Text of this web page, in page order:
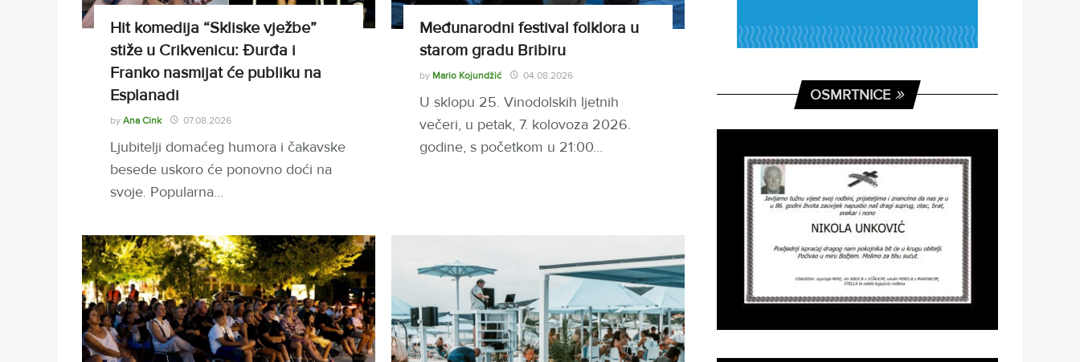
Hit komedija “Skliske vježbe”
stiže u Crikvenicu: Đurđa i
Franko nasmijat će publiku na
Esplanadi
by Ana Cink 07.08.2026
Ljubitelji domaćeg humora i čakavske
besede uskoro će ponovno doći na
svoje. Popularna…
Međunarodni festival folklora u
starom gradu Bribiru
by Mario Kojundžić 04.08.2026
U sklopu 25. Vinodolskih ljetnih
večeri, u petak, 7. kolovoza 2026.
godine, s početkom u 21:00…
OSMRTNICE